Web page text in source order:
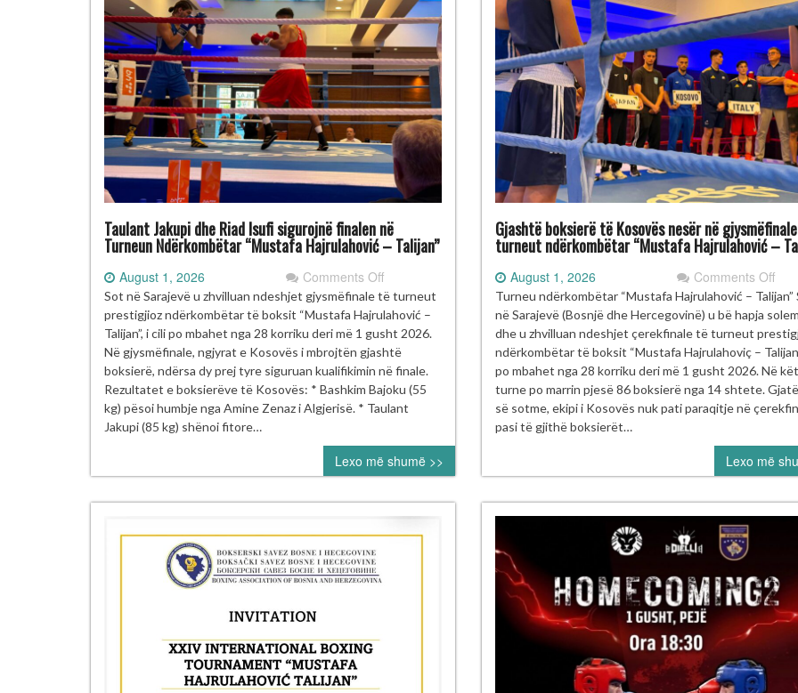
Taulant Jakupi dhe Riad Isufi sigurojnë finalen në
Turneun Ndërkombëtar “Mustafa Hajrulahović – Talijan”
August 1, 2026 Comments Offon
Taulant
Jakupi
dhe
Riad
Isufi
sigurojnë
finalen
Turneun
Ndërkombëtar
“Mustafa
Hajrulahović
Talijan”
Sot në Sarajevë u zhvilluan ndeshjet gjysmëfinale të turneut
prestigjioz ndërkombëtar të boksit “Mustafa Hajrulahović –
Talijan”, i cili po mbahet nga 28 korriku deri më 1 gusht 2026.
Në gjysmëfinale, ngjyrat e Kosovës i mbrojtën gjashtë
boksierë, ndërsa dy prej tyre siguruan kualifikimin në finale.
Rezultatet e boksierëve të Kosovës: * Bashkim Bajoku (55
kg) pësoi humbje nga Amine Zenaz i Algjerisë. * Taulant
Jakupi (85 kg) shënoi fitore…
Lexo më shumë >>
Gjashtë boksierë të Kosovës nesër në
turneut ndërkombëtar “Mustafa Hajrulahović –
August 1, 2026 Comments Offon
të
në
–
Turneu ndërkombëtar “Mustafa Hajrulahović – Talijan”
në Sarajevë (Bosnjë dhe Hercegovinë) u bë hapja
dhe u zhvilluan ndeshjet çerekfinale të turneut
ndërkombëtar të boksit “Mustafa Hajrulahoviç –
po mbahet nga 28 korriku deri më 1 gusht 2026. Në
turne po marrin pjesë 86 boksierë nga 14 shtete.
së sotme, ekipi i Kosovës nuk pati paraqitje në
pasi të gjithë boksierët…
Lexo më